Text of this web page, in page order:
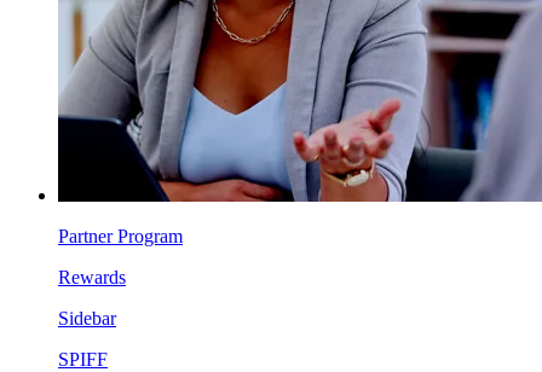
Partner Program
Rewards
Sidebar
SPIFF